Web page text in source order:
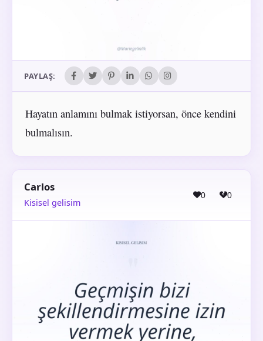
PAYLAŞ:
Hayatın anlamını bulmak istiyorsan, önce kendini
bulmalısın.
Carlos
Kisisel gelisim
0 0